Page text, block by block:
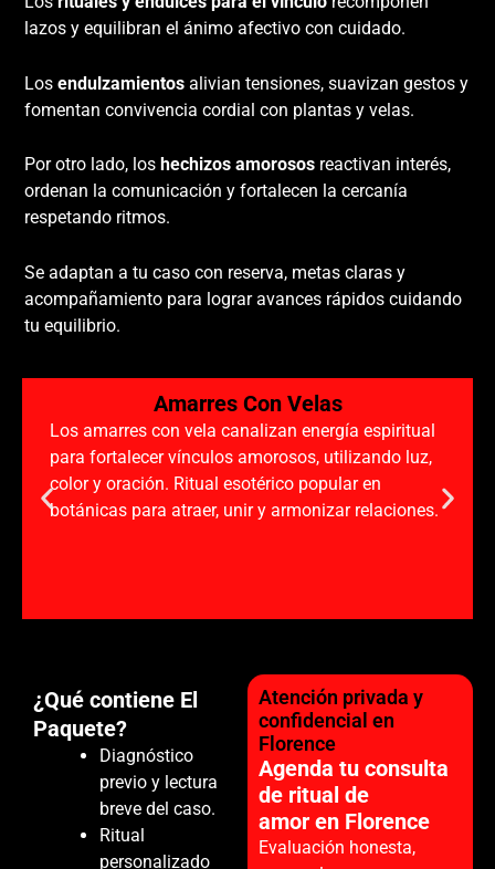
lazos y equilibran el ánimo afectivo con cuidado.
Los endulzamientos alivian tensiones, suavizan gestos y
fomentan convivencia cordial con plantas y velas.
Por otro lado, los hechizos amorosos reactivan interés,
ordenan la comunicación y fortalecen la cercanía
respetando ritmos.
Se adaptan a tu caso con reserva, metas claras y
acompañamiento para lograr avances rápidos cuidando
tu equilibrio.
Amarres Con Velas
Los amarres con vela canalizan energía espiritual
para fortalecer vínculos amorosos, utilizando luz,
color y oración. Ritual esotérico popular en
botánicas para atraer, unir y armonizar relaciones.
¿Qué contiene El
Paquete?
Diagnóstico
previo y lectura
breve del caso.
Ritual
personalizado
Atención privada y
confidencial en
Florence
Agenda tu consulta
de ritual de
amor en Florence
Evaluación honesta,